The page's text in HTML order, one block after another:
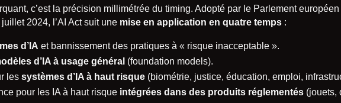
c’est la précision millimétrée du timing. Adopté par le Parlement
2024, l’AI Act suit une mise en application en quatre temps :
d’IA et bannissement des pratiques à « risque inacceptable ».
d’IA à usage général (foundation models).
les systèmes d’IA à haut risque (biométrie, justice, éducation, emploi,
pour les IA à haut risque intégrées dans des produits réglementés (jouets,